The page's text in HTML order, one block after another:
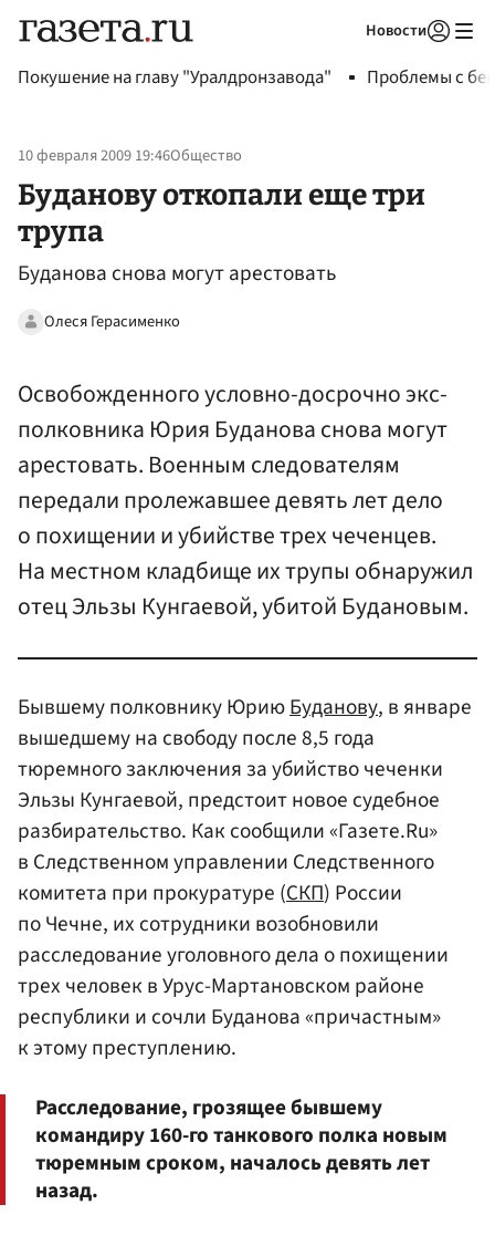
Новости
Покушение на главу "Уралдронзавода" Проблемы с
10 февраля 2009 19:46Общество
Буданову откопали еще три
трупа
Буданова снова могут арестовать
Олеся Герасименко
Освобожденного условно-досрочно экс-
полковника Юрия Буданова снова могут
арестовать. Военным следователям
передали пролежавшее девять лет дело
о похищении и убийстве трех чеченцев.
На местном кладбище их трупы обнаружил
отец Эльзы Кунгаевой, убитой Будановым.
Бывшему полковнику ЮриюБуданову, в январе
вышедшему на свободу после 8,5 года
тюремного заключения за убийство чеченки
Эльзы Кунгаевой, предстоит новое судебное
разбирательство. Как сообщили «Газете.Ru»
в Следственном управлении Следственного
комитета при прокуратуре (СКП) России
по Чечне, их сотрудники возобновили
расследование уголовного дела о похищении
трех человек в Урус-Мартановском районе
республики и сочли Буданова «причастным»
к этому преступлению.
Расследование, грозящее бывшему
командиру 160-го танкового полка новым
тюремным сроком, началось девять лет
назад.